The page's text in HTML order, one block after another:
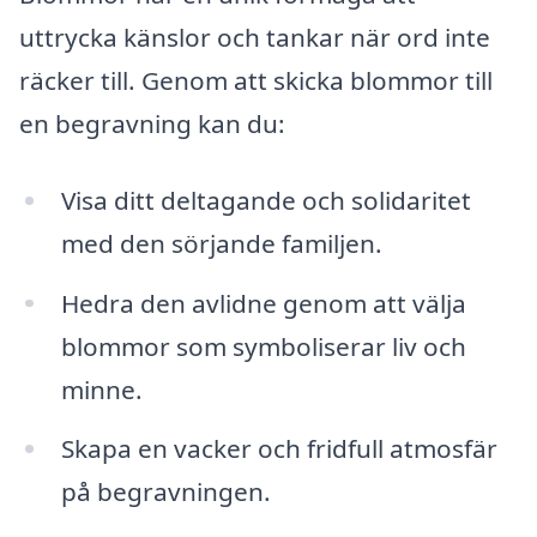
uttrycka känslor och tankar när ord inte
räcker till. Genom att skicka blommor till
en begravning kan du:
Visa ditt deltagande och solidaritet
med den sörjande familjen.
Hedra den avlidne genom att välja
blommor som symboliserar liv och
minne.
Skapa en vacker och fridfull atmosfär
på begravningen.